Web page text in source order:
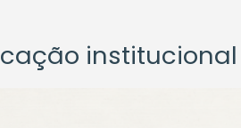
institucional